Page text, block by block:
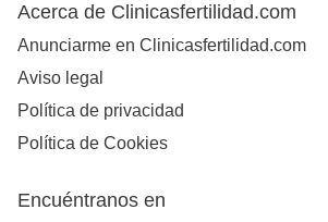
Acerca de Clinicasfertilidad.com
Anunciarme en Clinicasfertilidad.com
Aviso legal
Política de privacidad
Política de Cookies
Encuéntranos en